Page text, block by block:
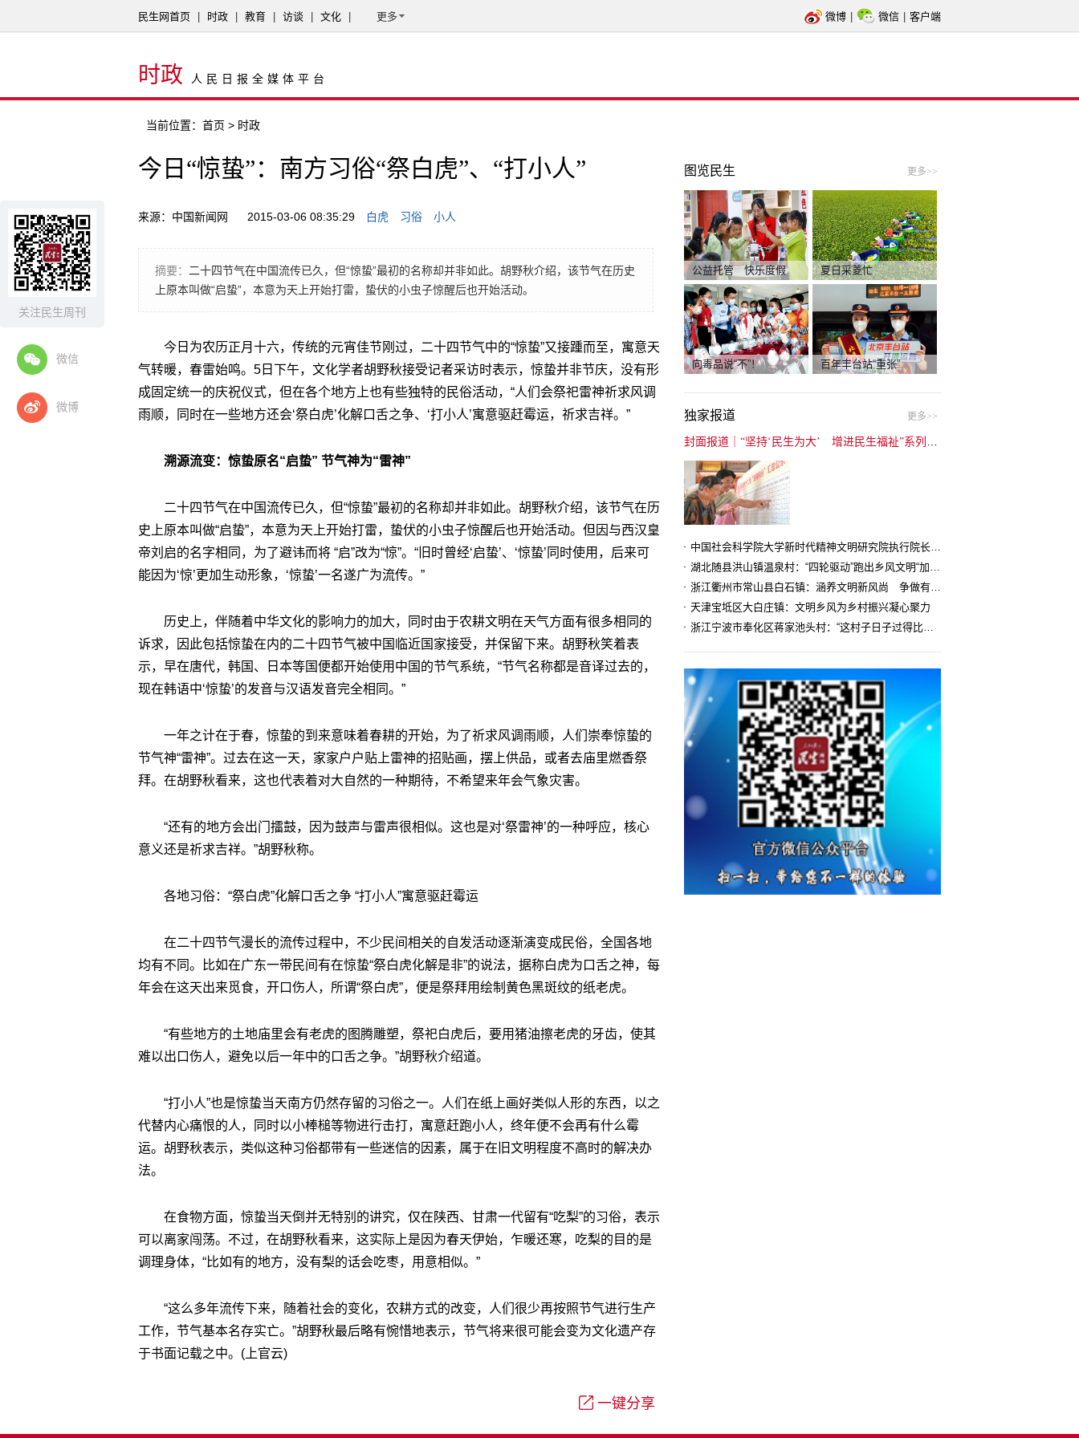
关注民生周刊
微信
微博
民生网首页 时政 教育 访谈 文化 更多 微博 微信 客户端
时政 人民日报全媒体平台
当前位置： 首页 > 时政
今日“惊蛰”：南方习俗“祭白虎”、“打小人”
来源：中国新闻网 2015-03-06 08:35:29 白虎 习俗 小人
摘要：
二十四节气在中国流传已久，但“惊蛰”最初的名称却并非如此。胡野秋介绍，该节气在历史
上原本叫做“启蛰”，本意为天上开始打雷，蛰伏的小虫子惊醒后也开始活动。
今日为农历正月十六，传统的元宵佳节刚过，二十四节气中的“惊蛰”又接踵而至，寓意天
气转暖，春雷始鸣。5日下午，文化学者胡野秋接受记者采访时表示，惊蛰并非节庆，没有形
成固定统一的庆祝仪式，但在各个地方上也有些独特的民俗活动，“人们会祭祀雷神祈求风调
雨顺，同时在一些地方还会‘祭白虎’化解口舌之争、‘打小人’寓意驱赶霉运，祈求吉祥。”
溯源流变：惊蛰原名“启蛰” 节气神为“雷神”
二十四节气在中国流传已久，但“惊蛰”最初的名称却并非如此。胡野秋介绍，该节气在历
史上原本叫做“启蛰”，本意为天上开始打雷，蛰伏的小虫子惊醒后也开始活动。但因与西汉皇
帝刘启的名字相同，为了避讳而将 “启”改为“惊”。“旧时曾经‘启蛰’、‘惊蛰’同时使用，后来可
能因为‘惊’更加生动形象，‘惊蛰’一名遂广为流传。”
历史上，伴随着中华文化的影响力的加大，同时由于农耕文明在天气方面有很多相同的
诉求，因此包括惊蛰在内的二十四节气被中国临近国家接受，并保留下来。胡野秋笑着表
示，早在唐代，韩国、日本等国便都开始使用中国的节气系统，“节气名称都是音译过去的，
现在韩语中‘惊蛰’的发音与汉语发音完全相同。”
一年之计在于春，惊蛰的到来意味着春耕的开始，为了祈求风调雨顺，人们崇奉惊蛰的
节气神“雷神”。过去在这一天，家家户户贴上雷神的招贴画，摆上供品，或者去庙里燃香祭
拜。在胡野秋看来，这也代表着对大自然的一种期待，不希望来年会气象灾害。
“还有的地方会出门擂鼓，因为鼓声与雷声很相似。这也是对‘祭雷神’的一种呼应，核心
意义还是祈求吉祥。”胡野秋称。
各地习俗：“祭白虎”化解口舌之争 “打小人”寓意驱赶霉运
在二十四节气漫长的流传过程中，不少民间相关的自发活动逐渐演变成民俗，全国各地
均有不同。比如在广东一带民间有在惊蛰“祭白虎化解是非”的说法，据称白虎为口舌之神，每
年会在这天出来觅食，开口伤人，所谓“祭白虎”，便是祭拜用绘制黄色黑斑纹的纸老虎。
“有些地方的土地庙里会有老虎的图腾雕塑，祭祀白虎后，要用猪油擦老虎的牙齿，使其
难以出口伤人，避免以后一年中的口舌之争。”胡野秋介绍道。
“打小人”也是惊蛰当天南方仍然存留的习俗之一。人们在纸上画好类似人形的东西，以之
代替内心痛恨的人，同时以小棒槌等物进行击打，寓意赶跑小人，终年便不会再有什么霉
运。胡野秋表示，类似这种习俗都带有一些迷信的因素，属于在旧文明程度不高时的解决办
法。
在食物方面，惊蛰当天倒并无特别的讲究，仅在陕西、甘肃一代留有“吃梨”的习俗，表示
可以离家闯荡。不过，在胡野秋看来，这实际上是因为春天伊始，乍暖还寒，吃梨的目的是
调理身体，“比如有的地方，没有梨的话会吃枣，用意相似。”
“这么多年流传下来，随着社会的变化，农耕方式的改变，人们很少再按照节气进行生产
工作，节气基本名存实亡。”胡野秋最后略有惋惜地表示，节气将来很可能会变为文化遗产存
于书面记载之中。(上官云)
一键分享
图览民生 更多>>
公益托管 快乐度假 夏日采菱忙
向毒品说“不”！ 百年丰台站“重张”
独家报道 更多>>
中国社会科学院大学新时代精神文明研究院执行院长王维国：文明村镇创建为乡村注入持久发展动力
湖北随县洪山镇温泉村：“四轮驱动”跑出乡风文明“加速度”
浙江衢州市常山县白石镇：涵养文明新风尚 争做有礼白石人
天津宝坻区大白庄镇：文明乡风为乡村振兴凝心聚力
浙江宁波市奉化区蒋家池头村：“这村子日子过得比城里还舒心”